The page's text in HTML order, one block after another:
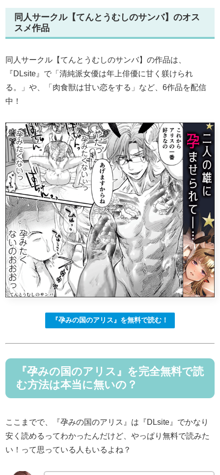
同人サークル【てんとうむしのサンバ】のオス
スメ作品
同人サークル【てんとうむしのサンバ】の作品は、
『DLsite』で「清純派女優は年上俳優に甘く躾けられ
る。」や、「肉食獣は甘い恋をする」など、6作品を配信
中！
『孕みの国のアリス』を無料で読む！
『孕みの国のアリス』を完全無料で読
む方法は本当に無いの？
ここまでで、『孕みの国のアリス』は『DLsite』でかなり
安く読めるってわかったんだけど、やっぱり無料で読みた
い！って思っている人もいるよね？